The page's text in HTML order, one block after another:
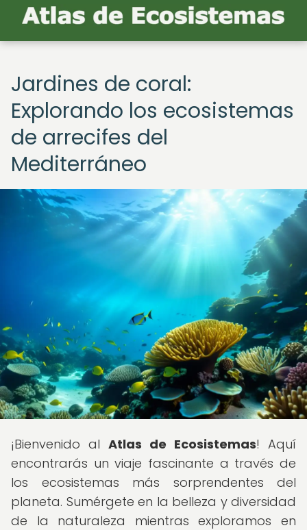
Jardines de coral:
Explorando los ecosistemas
de arrecifes del
Mediterráneo
¡Bienvenido al Atlas de Ecosistemas! Aquí
encontrarás un viaje fascinante a través de
los ecosistemas más sorprendentes del
planeta. Sumérgete en la belleza y diversidad
de la naturaleza mientras exploramos en